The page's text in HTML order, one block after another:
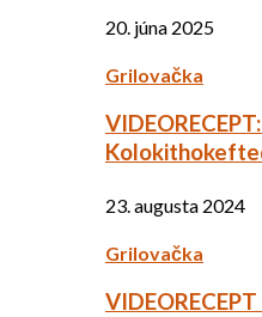
20. júna 2025
Grilovačka
23. augusta 2024
Grilovačka